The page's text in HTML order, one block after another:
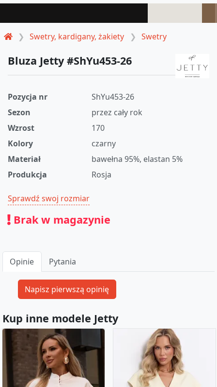
Swetry, kardigany, żakiety Swetry
Bluza Jetty #ShYu453-26
Pozycja nr
ShYu453-26
Sezon
przez cały rok
Wzrost
170
Kolory
czarny
Materiał
bawełna 95%, elastan 5%
Produkcja
Rosja
Sprawdź swoj rozmiar
Brak w magazynie
Opinie Pytania
Kup inne modele Jetty